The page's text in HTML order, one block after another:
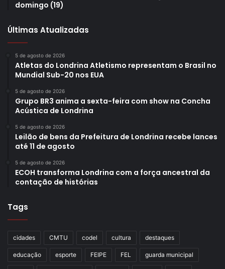
domingo (19)
Últimas Atualizadas
5 de agosto de 2026
Atletas do Londrina Atletismo representam o Brasil no
Mundial Sub-20 nos EUA
5 de agosto de 2026
Grupo BR3 anima a sexta-feira com show na Concha
Acústica de Londrina
5 de agosto de 2026
Leilão de bens da Prefeitura de Londrina recebe lances
até 11 de agosto
5 de agosto de 2026
ECOH transforma Londrina com a força ancestral da
contação de histórias
Tags
cidades CMTU codel cultura destaques
educação esporte FEIPE FEL guarda municipal